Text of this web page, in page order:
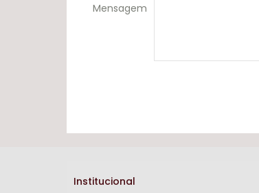
Mensagem
Institucional